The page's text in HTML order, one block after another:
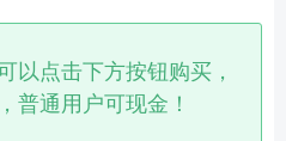
以点击下方按钮购买，
普通用户可现金！